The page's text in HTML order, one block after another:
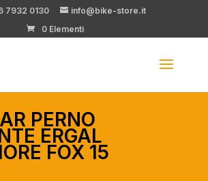
7932 0130
info@bike-store.it
0 Elementi
PERNO
ERGAL
FOX 15